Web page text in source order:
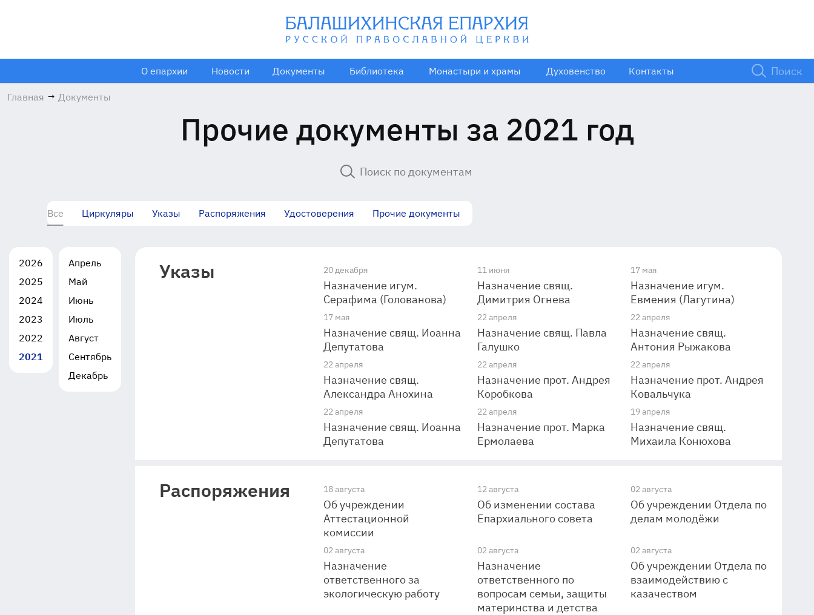
О епархии Новости Документы Библиотека Монастыри и храмы Духовенство Контакты
Главная → Документы
Прочие документы за 2021 год
Все Циркуляры Указы Распоряжения Удостоверения Прочие документы
2026
2025
2024
2023
2022
2021
Апрель
Май
Июнь
Июль
Август
Сентябрь
Декабрь
Указы 20 декабря
Назначение игум.
Серафима (Голованова)
11 июня
Назначение свящ.
Димитрия Огнева
17 мая
Назначение игум.
Евмения (Лагутина)
17 мая
Назначение свящ. Иоанна
Депутатова
22 апреля
Назначение свящ. Павла
Галушко
22 апреля
Назначение свящ.
Антония Рыжакова
22 апреля
Назначение свящ.
Александра Анохина
22 апреля
Назначение прот. Андрея
Коробкова
22 апреля
Назначение прот. Андрея
Ковальчука
22 апреля
Назначение свящ. Иоанна
Депутатова
22 апреля
Назначение прот. Марка
Ермолаева
19 апреля
Назначение свящ.
Михаила Конюхова
Распоряжения 18 августа
Об учреждении
Аттестационной
комиссии
12 августа
Об изменении состава
Епархиального совета
02 августа
Об учреждении Отдела по
делам молодёжи
02 августа
Назначение
ответственного за
экологическую работу
02 августа
Назначение
ответственного по
вопросам семьи, защиты
материнства и детства
02 августа
Об учреждении Отдела по
взаимодействию с
казачеством